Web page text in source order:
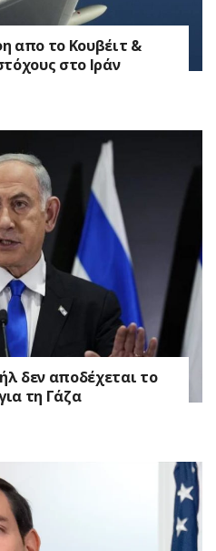
απο το Κουβέιτ &
στο Ιράν
δεν αποδέχεται το
τη Γάζα